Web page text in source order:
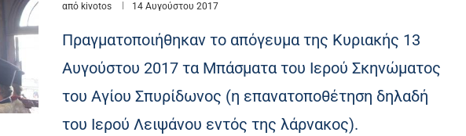
από kivotos 14 Αυγούστου 2017
Πραγματοποιήθηκαν το απόγευμα της Κυριακής 13
Αυγούστου 2017 τα Μπάσματα του Ιερού Σκηνώματος
του Αγίου Σπυρίδωνος (η επανατοποθέτηση δηλαδή
του Ιερού Λειψάνου εντός της λάρνακος).